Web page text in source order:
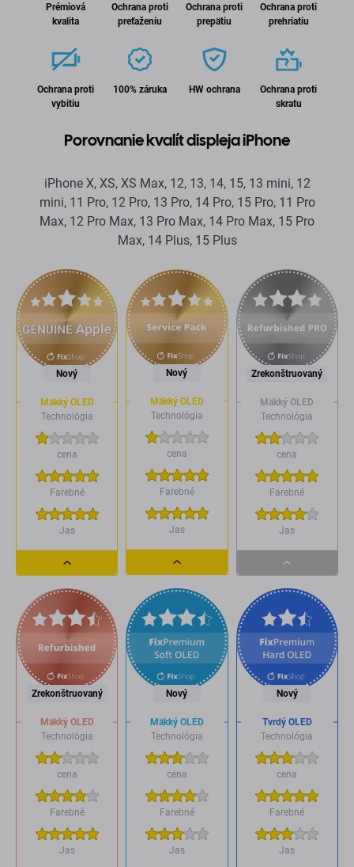
Prémiová
kvalita
Ochrana proti
preťaženiu
Ochrana proti
prepätiu
Ochrana proti
prehriatiu
Ochrana proti
vybitiu
100% záruka HW ochrana
Ochrana proti
skratu
Porovnanie kvalít displeja iPhone
iPhone X, XS, XS Max, 12, 13, 14, 15, 13 mini, 12
mini, 11 Pro, 12 Pro, 13 Pro, 14 Pro, 15 Pro, 11 Pro
Max, 12 Pro Max, 13 Pro Max, 14 Pro Max, 15 Pro
Max, 14 Plus, 15 Plus
Nový
Mäkký OLED
Technológia
cena
Farebné
Jas
Dropdown
button
Nový
Mäkký OLED
Technológia
cena
Farebné
Jas
Dropdown
button
Zrekonštruovaný
Mäkký OLED
Technológia
cena
Farebné
Jas
Dropdown
button
Zrekonštruovaný
Mäkký OLED
Technológia
cena
Farebné
Jas
Nový
Mäkký OLED
Technológia
cena
Farebné
Jas
Nový
Tvrdý OLED
Technológia
cena
Farebné
Jas